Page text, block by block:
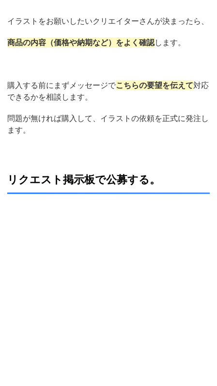
イラストをお願いしたいクリエイターさんが決まったら、
商品の内容（価格や納期など）をよく確認します。
購入する前にまずメッセージでこちらの要望を伝えて対応
できるかを相談します。
問題が無ければ購入して、イラストの依頼を正式に発注し
ます。
リクエスト掲示板で公募する。